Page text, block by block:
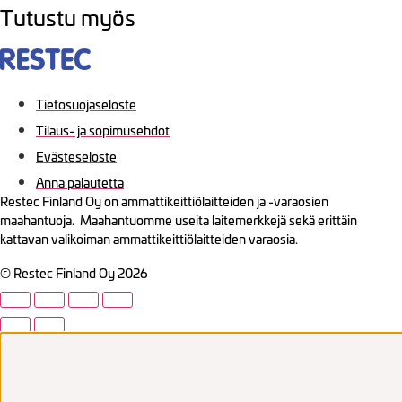
Tutustu myös
Tietosuojaseloste
Tilaus- ja sopimusehdot
Evästeseloste
Anna palautetta
Restec Finland Oy on ammattikeittiölaitteiden ja -varaosien
maahantuoja. Maahantuomme useita laitemerkkejä sekä erittäin
kattavan valikoiman ammattikeittiölaitteiden varaosia.
© Restec Finland Oy 2026